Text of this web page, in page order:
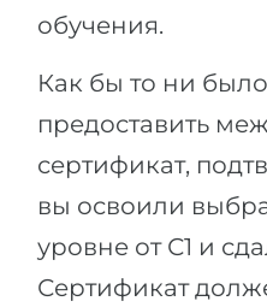
обучения.
Как бы то ни
предоставить
сертификат,
вы освоили
уровне от С1 и
Сертификат